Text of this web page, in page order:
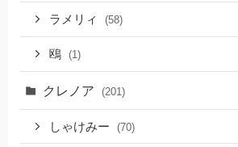
ラメリィ (58)
鴎 (1)
クレノア (201)
しゃけみー (70)